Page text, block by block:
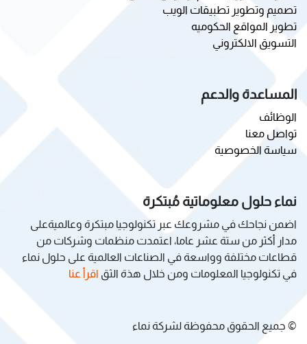
تصميم وتطوير تطبيقات الويب
تطوير المواقع الحكوميه
التسويق الالكتروني
المساعدة والدعم
الوظائف
تواصل معنا
سياسة الخصوصية
نماء حلول معلوماتية مُبتكرة
اضمن نجاحك في مشروعك عبر تكنولوجيا مبتكرة وعالميةعلى
مدار أكثر من ستة عشر عاما، اعتمدت منظمات وشركات من
قطاعات مختلفة وواسعة في الصناعات العالمية على حلول نماء
في تكنولوجيا المعلومات ومن خلال هذة الثق اقرأ عنا
© جميع الحقوق محفوظة لشركة نماء